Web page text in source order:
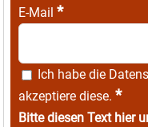
E-Mail *
Ich habe die
akzeptiere diese. *
Bitte diesen Text hier